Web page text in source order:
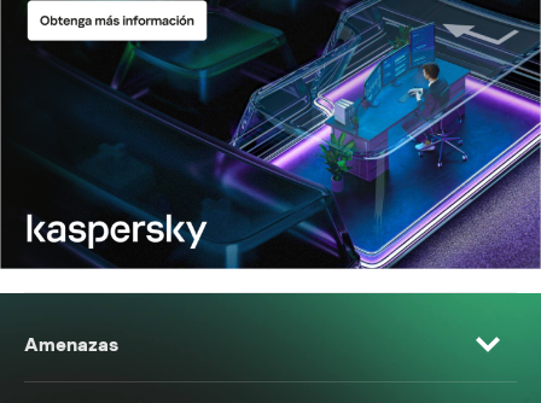
Amenazas